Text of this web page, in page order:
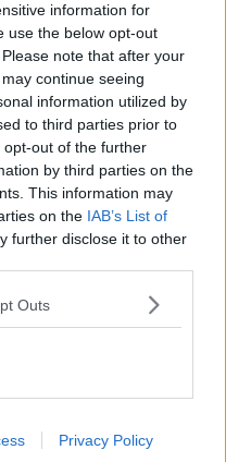
information for
use the below opt-out
note that after your
continue seeing
information utilized by
to third parties prior to
out of the further
by third parties on the
This information may
on the IAB’s List of
further disclose it to other
Outs
Privacy Policy
e 88 quadri elettrici,
impiantistica,
illuminazione esistenti con
dei lampioni. Inoltre, la
in alcune aree che ne
interventi di illuminazione
Tutte le operazioni
primavera 2022.
per un importo di oltre
da una potenza
100 kW con una riduzione di
in termini di consumo di
significa beneficio per